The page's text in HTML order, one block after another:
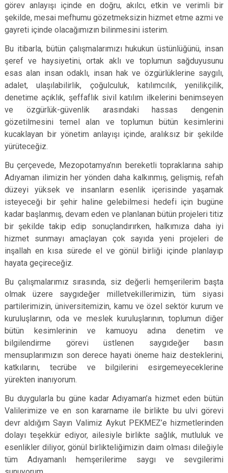
görev anlayışı içinde en doğru, akılcı, etkin ve verimli bir
şekilde, mesai mefhumu gözetmeksizin hizmet etme azmi ve
gayreti içinde olacağımızın bilinmesini isterim.
Bu itibarla, bütün çalışmalarımızı hukukun üstünlüğünü, insan
şeref ve haysiyetini, ortak aklı ve toplumun sağduyusunu
esas alan insan odaklı, insan hak ve özgürlüklerine saygılı,
adalet, ulaşılabilirlik, çoğulculuk, katılımcılık, yenilikçilik,
denetime açıklık, şeffaflık sivil katılım ilkelerini benimseyen
ve özgürlük-güvenlik arasındaki hassas dengenin
gözetilmesini temel alan ve toplumun bütün kesimlerini
kucaklayan bir yönetim anlayışı içinde, aralıksız bir şekilde
yürüteceğiz.
Bu çerçevede, Mezopotamya’nın bereketli topraklarına sahip
Adıyaman ilimizin her yönden daha kalkınmış, gelişmiş, refah
düzeyi yüksek ve insanların esenlik içerisinde yaşamak
isteyeceği bir şehir haline gelebilmesi hedefi için bugüne
kadar başlanmış, devam eden ve planlanan bütün projeleri titiz
bir şekilde takip edip sonuçlandırırken, halkımıza daha iyi
hizmet sunmayı amaçlayan çok sayıda yeni projeleri de
inşallah en kısa sürede el ve gönül birliği içinde planlayıp
hayata geçireceğiz.
Bu çalışmalarımız sırasında, siz değerli hemşerilerim başta
olmak üzere saygıdeğer milletvekillerimizin, tüm siyasi
partilerimizin, üniversitemizin, kamu ve özel sektör kurum ve
kuruluşlarının, oda ve meslek kuruluşlarının, toplumun diğer
bütün kesimlerinin ve kamuoyu adına denetim ve
bilgilendirme görevi üstlenen saygıdeğer basın
mensuplarımızın son derece hayati öneme haiz desteklerini,
katkılarını, tecrübe ve bilgilerini esirgemeyeceklerine
yürekten inanıyorum.
Bu duygularla bu güne kadar Adıyaman’a hizmet eden bütün
Valilerimize ve en son kararname ile birlikte bu ulvi görevi
devr aldığım Sayın Valimiz Aykut PEKMEZ’e hizmetlerinden
dolayı teşekkür ediyor, ailesiyle birlikte sağlık, mutluluk ve
esenlikler diliyor, gönül birlikteliğimizin daim olması dileğiyle
tüm Adıyamanlı hemşerilerime saygı ve sevgilerimi